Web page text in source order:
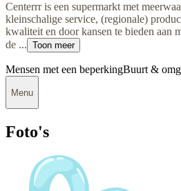
Centerrr is een supermarkt met
kleinschalige service, (regionale)
kwaliteit en door kansen te bieden aan
de ... Toon meer
Mensen met een beperkingBuurt &
Menu
Foto's